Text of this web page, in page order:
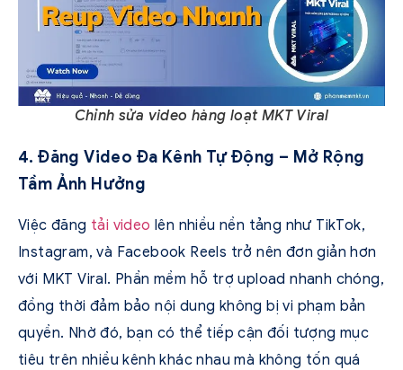
Chỉnh sửa video hàng loạt MKT Viral
4. Đăng Video Đa Kênh Tự Động – Mở Rộng
Tầm Ảnh Hưởng
Việc đăng tải video lên nhiều nền tảng như TikTok,
Instagram, và Facebook Reels trở nên đơn giản hơn
với MKT Viral. Phần mềm hỗ trợ upload nhanh chóng,
đồng thời đảm bảo nội dung không bị vi phạm bản
quyền. Nhờ đó, bạn có thể tiếp cận đối tượng mục
tiêu trên nhiều kênh khác nhau mà không tốn quá